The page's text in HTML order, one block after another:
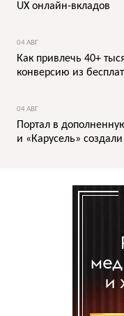
UX онлайн-вкладов
04 АВГ
Как привлечь 40+
конверсию из
04 АВГ
Портал в
и «Карусель»